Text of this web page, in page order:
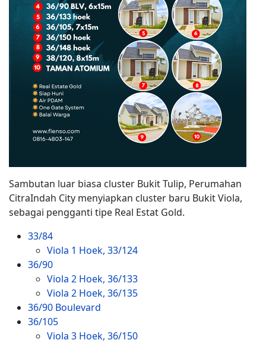
Sambutan luar biasa cluster Bukit Tulip, Perumahan
CitraIndah City menyiapkan cluster baru Bukit Viola,
sebagai pengganti tipe Real Estat Gold.
33/84
Viola 1 Hoek, 33/124
36/90
Viola 2 Hoek, 36/133
Viola 2 Hoek, 36/135
36/90 Boulevard
36/105
Viola 3 Hoek, 36/150